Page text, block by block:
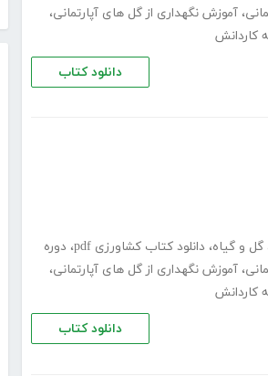
، آموزش نگهداری از گل های آپارتمانی،
کاردانش
دانلود کتاب
گل و گیاه، دانلود کتاب کشاورزی pdf ، دوره
، آموزش نگهداری از گل های آپارتمانی،
کاردانش
دانلود کتاب